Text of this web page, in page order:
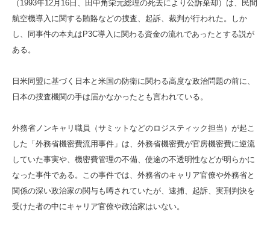
（1993年12月16日、田中角栄元総理の死去により公訴棄却）は、民間
航空機導入に関する賄賂などの捜査、起訴、裁判が行われた。しか
し、同事件の本丸はP3C導入に関わる資金の流れであったとする説が
ある。
日米同盟に基づく日本と米国の防衛に関わる高度な政治問題の前に、
日本の捜査機関の手は届かなかったとも言われている。
外務省ノンキャリ職員（サミットなどのロジスティック担当）が起こ
した「外務省機密費流用事件」は、外務省機密費が官房機密費に逆流
していた事実や、機密費管理の不備、使途の不透明性などが明らかに
なった事件である。この事件では、外務省のキャリア官僚や外務省と
関係の深い政治家の関与も噂されていたが、逮捕、起訴、実刑判決を
受けた者の中にキャリア官僚や政治家はいない。